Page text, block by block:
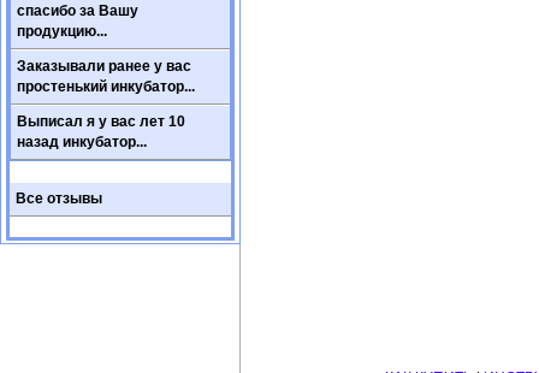
спасибо за Вашу
продукцию...
Заказывали ранее у вас
простенький инкубатор...
Выписал я у вас лет 10
назад инкубатор...
Все отзывы